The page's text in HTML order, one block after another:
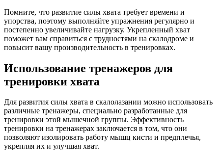
Помните, что развитие силы хвата требует времени и
упорства, поэтому выполняйте упражнения регулярно и
постепенно увеличивайте нагрузку. Укрепленный хват
поможет вам справиться с трудностями на скалодроме и
повысит вашу производительность в тренировках.
Использование тренажеров для
тренировки хвата
Для развития силы хвата в скалолазании можно использовать
различные тренажеры, специально разработанные для
тренировки этой мышечной группы. Эффективность
тренировки на тренажерах заключается в том, что они
позволяют изолировать работу мышц кисти и предплечья,
укрепляя их и улучшая хват.